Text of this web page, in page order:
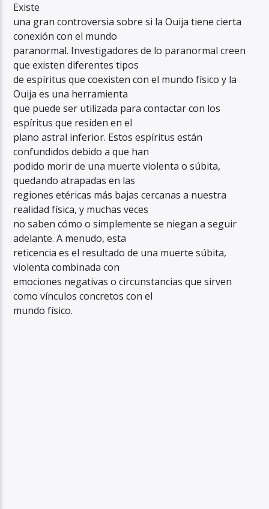
Existe
una gran controversia sobre si la Ouija tiene cierta
conexión con el mundo
paranormal. Investigadores de lo paranormal creen
que existen diferentes tipos
de espíritus que coexisten con el mundo físico y la
Ouija es una herramienta
que puede ser utilizada para contactar con los
espíritus que residen en el
plano astral inferior. Estos espíritus están
confundidos debido a que han
podido morir de una muerte violenta o súbita,
quedando atrapadas en las
regiones etéricas más bajas cercanas a nuestra
realidad física, y muchas veces
no saben cómo o simplemente se niegan a seguir
adelante. A menudo, esta
reticencia es el resultado de una muerte súbita,
violenta combinada con
emociones negativas o circunstancias que sirven
como vínculos concretos con el
mundo físico.